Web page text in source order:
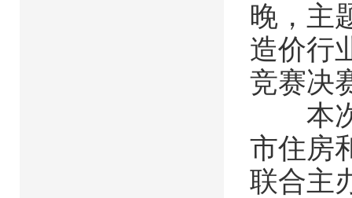
晚，主
造价行
竞赛决
本次
市住房
联合主